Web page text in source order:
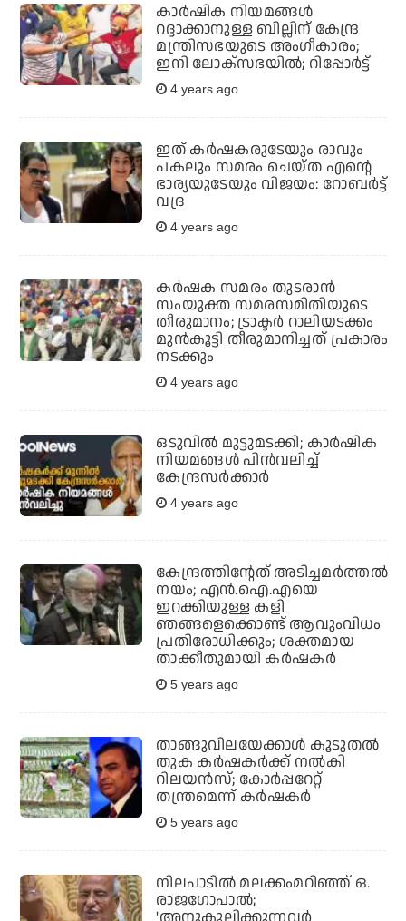
കാര്‍ഷിക നിയമങ്ങള്‍
റദ്ദാക്കാനുള്ള ബില്ലിന് കേന്ദ്ര
മന്ത്രിസഭയുടെ അംഗീകാരം;
ഇനി ലോക്‌സഭയില്‍; റിപ്പോര്‍ട്ട്
4 years ago
ഇത് കര്‍ഷകരുടേയും രാവും
പകലും സമരം ചെയ്ത എന്റെ
ഭാര്യയുടേയും വിജയം: റോബര്‍ട്ട്
വദ്ര
4 years ago
കര്‍ഷക സമരം തുടരാന്‍
സംയുക്ത സമരസമിതിയുടെ
തീരുമാനം; ട്രാക്ടര്‍ റാലിയടക്കം
മുന്‍കൂട്ടി തീരുമാനിച്ചത് പ്രകാരം
നടക്കും
4 years ago
ഒടുവില്‍ മുട്ടുമടക്കി; കാര്‍ഷിക
നിയമങ്ങള്‍ പിന്‍വലിച്ച്
കേന്ദ്രസര്‍ക്കാര്‍
4 years ago
കേന്ദ്രത്തിന്റേത് അടിച്ചമർത്തൽ
നയം; എന്‍.ഐ.എയെ
ഇറക്കിയുള്ള കളി
ഞങ്ങളെക്കൊണ്ട് ആവുംവിധം
പ്രതിരോധിക്കും; ശക്തമായ
താക്കീതുമായി കർഷകർ
5 years ago
താങ്ങുവിലയേക്കാള്‍ കൂടുതല്‍
തുക കര്‍ഷകര്‍ക്ക് നല്‍കി
റിലയന്‍സ്; കോര്‍പ്പറേറ്റ്
തന്ത്രമെന്ന് കര്‍ഷകര്‍
5 years ago
നിലപാടില്‍ മലക്കംമറിഞ്ഞ് ഒ.
രാജഗോപാല്‍;